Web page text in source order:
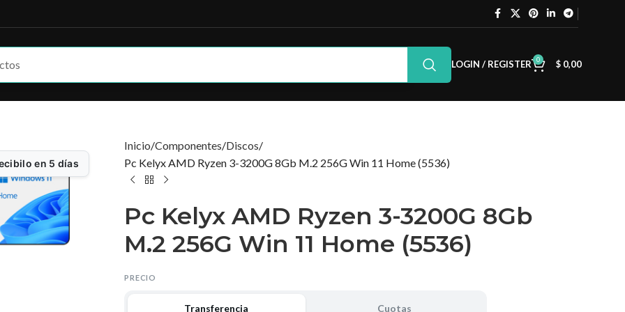
LOGIN / REGISTER 0 $0,00
en 5 días
Inicio Componentes Discos
Pc Kelyx AMD Ryzen 3-3200G 8Gb M.2 256G Win 11 Home (5536)
Pc Kelyx AMD Ryzen 3-3200G 8Gb
M.2 256G Win 11 Home (5536)
PRECIO
Transferencia Cuotas